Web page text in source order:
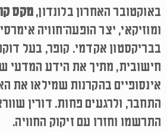
באוקטובר האחרון בלונדון,מקס
ומוזיקאי, יצר הופעה־חוויה
בבריקסטון אקדמי. קופר, בעל
חישובית, מתיך את הידע המדעי
אינסופיים בהקרנות שמילאו את
התחבר, ולרגעים פחות. דורין
התרשמו וחזרו עם זיקוק החוויה.